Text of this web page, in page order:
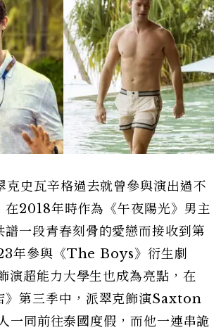
克史瓦辛格過去就曾參與演出過不
在2018年時作為《午夜陽光》男主
譜一段青春刻骨的愛戀而接收到第
年參與《The Boys》衍生劇
演超能力大學生也成為亮點，在
》第三季中，派翠克飾演Saxton
同前往泰國度假，而他一連串詭